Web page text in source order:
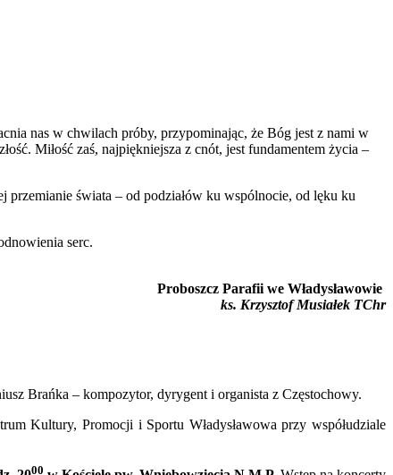
nas w chwilach próby, przypominając, że Bóg jest z nami w
Miłość zaś, najpiękniejsza z cnót, jest fundamentem życia –
przemianie świata – od podziałów ku wspólnocie, od lęku ku
serc.
Proboszcz Parafii we Władysławowie
ks. Krzysztof Musiałek TChr
Brańka – kompozytor, dyrygent i organista z Częstochowy.
Kultury, Promocji i Sportu Władysławowa przy współudziale
00